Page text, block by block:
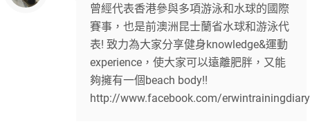
曾經代表香港參與多項游泳和水球的國際
賽事，也是前澳洲昆士蘭省水球和游泳代
表! 致力為大家分享健身knowledge&運動
experience，使大家可以遠離肥胖，又能
夠擁有一個beach body!!
http://www.facebook.com/erwintrainingdiary